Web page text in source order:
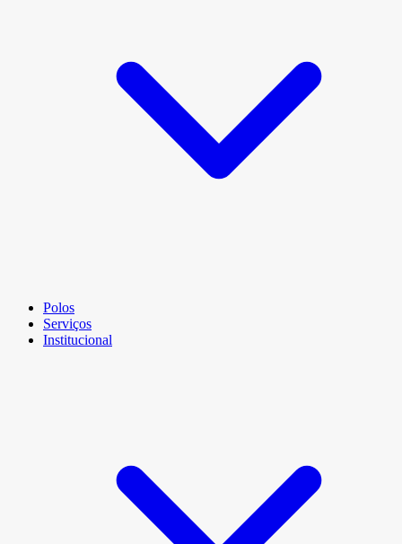
Polos
Serviços
Institucional